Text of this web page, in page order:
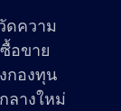
ดความ
อขาย
กองทุน
ลางใหม่